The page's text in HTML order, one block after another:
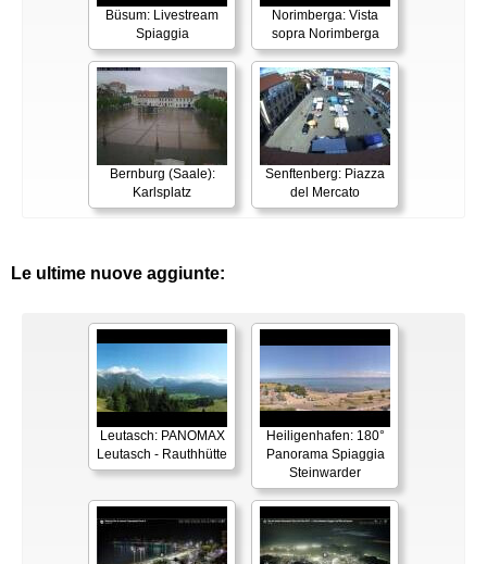
Büsum: Livestream
Spiaggia
Norimberga: Vista
sopra Norimberga
Bernburg (Saale):
Karlsplatz
Senftenberg: Piazza
del Mercato
Le ultime nuove aggiunte:
Leutasch: PANOMAX
Leutasch - Rauthhütte
Heiligenhafen: 180°
Panorama Spiaggia
Steinwarder